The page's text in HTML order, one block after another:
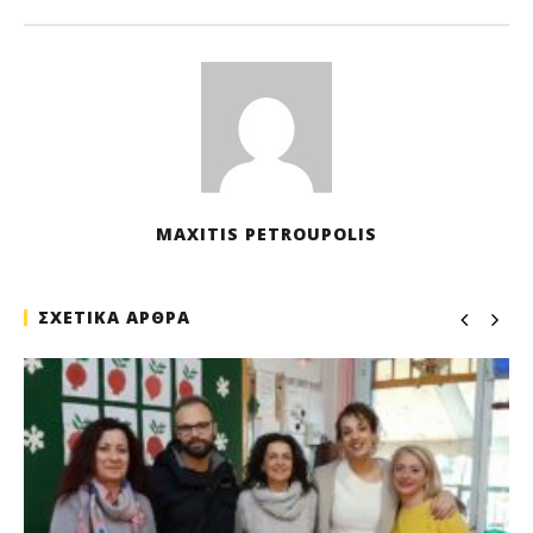
MAXITIS PETROUPOLIS
ΣΧΕΤΙΚΑ ΑΡΘΡΑ